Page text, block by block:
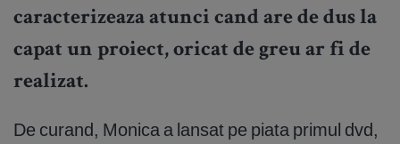
caracterizeaza atunci cand are de dus la
capat un proiect, oricat de greu ar fi de
realizat.
De curand, Monica a lansat pe piata primul dvd,